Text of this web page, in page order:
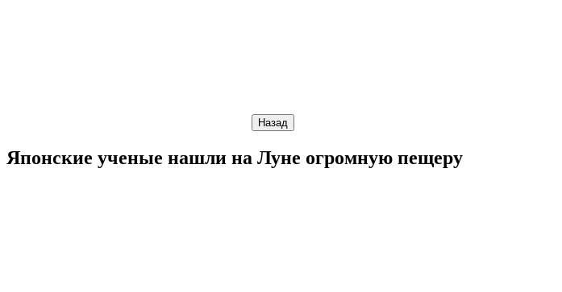
Назад
Японские ученые нашли на Луне огромную пещеру